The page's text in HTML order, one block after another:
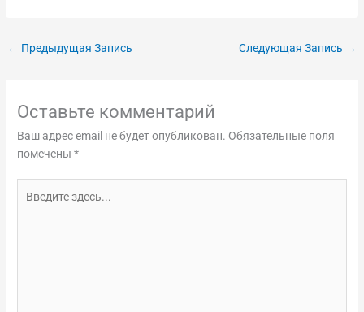
← Предыдущая Запись Следующая Запись →
Оставьте комментарий
Ваш адрес email не будет опубликован. Обязательные поля
помечены*
здесь...